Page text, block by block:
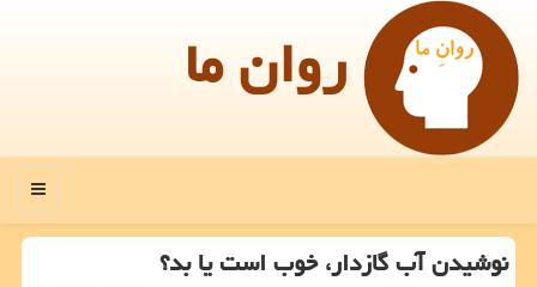
روان ما
منو
نوشیدن آب گازدار، خوب است یا بد؟